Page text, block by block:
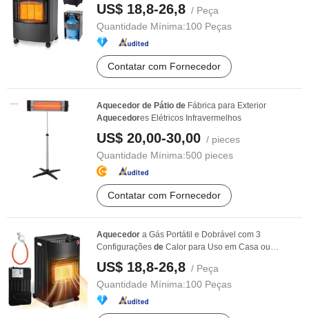
US$ 18,8-26,8 / Peça
Quantidade Mínima:100 Peças
Contatar com Fornecedor
Aquecedor de Pátio de Fábrica para Exterior
Aquecedores Elétricos Infravermelhos
US$ 20,00-30,00 / pieces
Quantidade Mínima:500 pieces
Contatar com Fornecedor
Aquecedor a Gás Portátil e Dobrável com 3
Configurações de Calor para Uso em Casa ou
Escritório
US$ 18,8-26,8 / Peça
Quantidade Mínima:100 Peças